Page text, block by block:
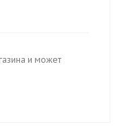
и может